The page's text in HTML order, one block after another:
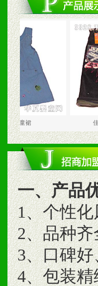
猫童裙 佳
一、产品
1、个性
2、品种
3、口碑
4、包装